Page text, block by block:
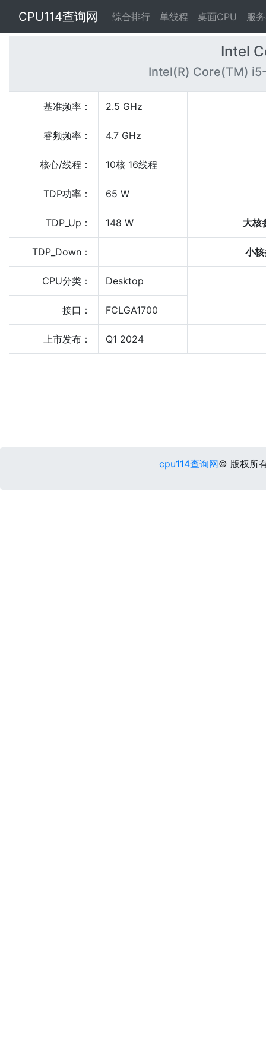
CPU114查询网 综合排行 单线程 桌面CPU 服
Intel
Intel(R) Core(TM)
基准频率： 2.5 GHz
睿频频率： 4.7 GHz
核心/线程： 10核 16线程
TDP功率： 65 W
TDP_Up： 148 W 大核
TDP_Down： 小
CPU分类： Desktop
接口： FCLGA1700
上市发布： Q1 2024
cpu114查询网© 版权所